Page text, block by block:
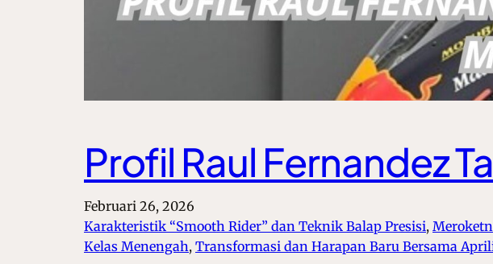
Profil Raul Fernandez
Februari 26, 2026
Karakteristik “Smooth Rider” dan Teknik Balap Presisi,
Kelas Menengah, Transformasi dan Harapan Baru Bersama